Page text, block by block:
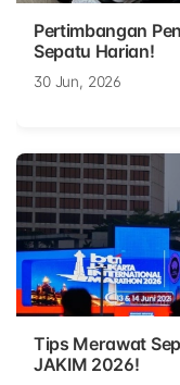
Pertimbangan
Sepatu Harian!
30 Jun, 2026
Tips Merawat
JAKIM 2026!